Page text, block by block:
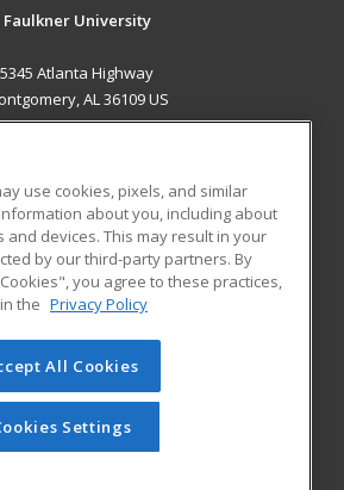
Faulkner University
5345 Atlanta Highway
AL 36109 US
RESOURCES
Student Blog
of Cengage Learning. All rights
on this site cannot be reproduced or
you have obtained prior written
Cengage Learning.Privacy Policy
use cookies, pixels, and similar
about you, including about
devices. This may result in your
by our third-party partners. By
you agree to these practices,
the Privacy Policy
All Cookies
Settings